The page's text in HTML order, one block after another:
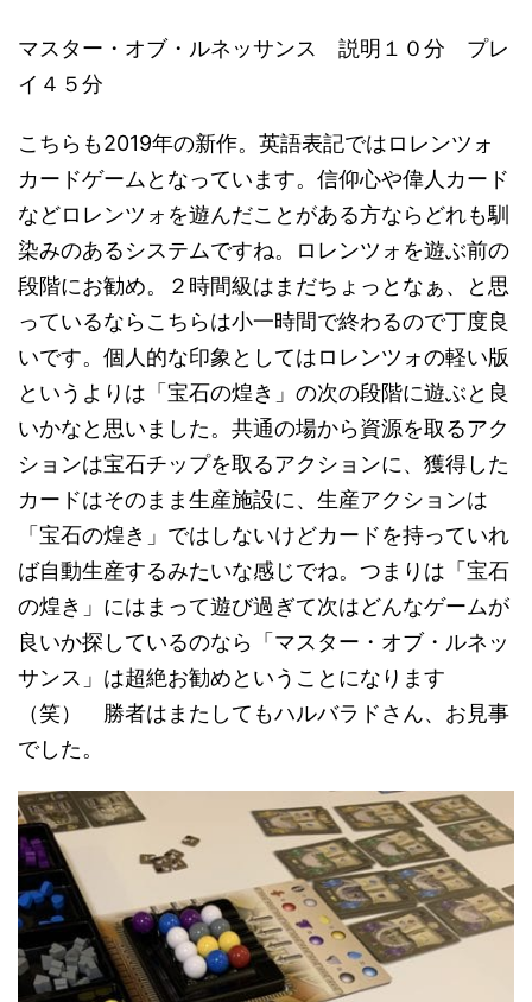
マスター・オブ・ルネッサンス 説明１０分 プレ
イ４５分
こちらも2019年の新作。英語表記ではロレンツォ
カードゲームとなっています。信仰心や偉人カード
などロレンツォを遊んだことがある方ならどれも馴
染みのあるシステムですね。ロレンツォを遊ぶ前の
段階にお勧め。２時間級はまだちょっとなぁ、と思
っているならこちらは小一時間で終わるので丁度良
いです。個人的な印象としてはロレンツォの軽い版
というよりは「宝石の煌き」の次の段階に遊ぶと良
いかなと思いました。共通の場から資源を取るアク
ションは宝石チップを取るアクションに、獲得した
カードはそのまま生産施設に、生産アクションは
「宝石の煌き」ではしないけどカードを持っていれ
ば自動生産するみたいな感じでね。つまりは「宝石
の煌き」にはまって遊び過ぎて次はどんなゲームが
良いか探しているのなら「マスター・オブ・ルネッ
サンス」は超絶お勧めということになります
（笑） 勝者はまたしてもハルバラドさん、お見事
でした。